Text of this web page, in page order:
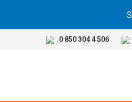
0 850 304 4 506